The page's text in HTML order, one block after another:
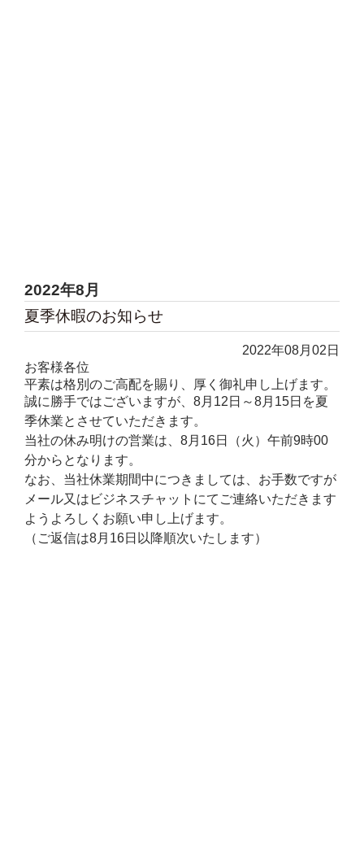
2022年8月
夏季休暇のお知らせ
2022年08月02日
お客様各位
平素は格別のご高配を賜り、厚く御礼申し上げます。
誠に勝手ではございますが、8月12日～8月15日を夏
季休業とさせていただきます。
当社の休み明けの営業は、8月16日（火）午前9時00
分からとなります。
なお、当社休業期間中につきましては、お手数ですが
メール又はビジネスチャットにてご連絡いただきます
ようよろしくお願い申し上げます。
（ご返信は8月16日以降順次いたします）